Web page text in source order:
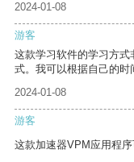
2024-01-08
游客
这款学习软件的学习方
式。我可以根据自己的时
2024-01-08
游客
这款加速器VPM应用程